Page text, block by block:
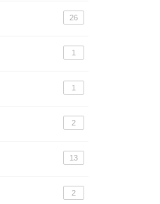
26
1
1
2
13
2